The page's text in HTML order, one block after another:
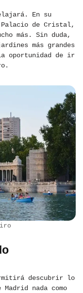
En su
de Cristal,
más. Sin duda,
más grandes
oportunidad de ir
descubrir lo
nada como